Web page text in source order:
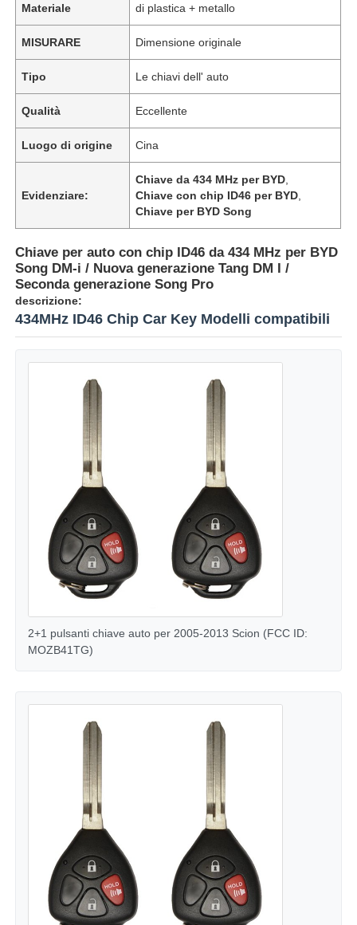
Prodotti
Video
Materiale di plastica + metallo
MISURARE Dimensione originale
Tipo Le chiavi dell' auto
Qualità Eccellente
Luogo di origine Cina
Evidenziare:
Chiave da 434 MHz per BYD
Chiave con chip ID46 per BYD
Chiave per BYD Song
Chiave per auto con chip ID46 da 434 MHz per BYD
Song DM-i / Nuova generazione Tang DM I /
Seconda generazione Song Pro
descrizione:
434MHz ID46 Chip Car Key Modelli compatibili
2+1 pulsanti chiave auto per 2005-2013 Scion (FCC ID:
MOZB41TG)